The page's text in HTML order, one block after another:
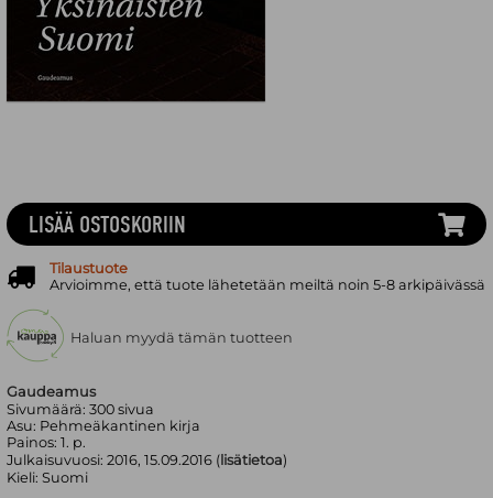
Gaudeamus
Sivumäärä:300 sivua
Asu: Pehmeäkantinen kirja
Painos:1. p.
Julkaisuvuosi:2016, 15.09.2016 (lisätietoa)
Kieli:Suomi
LISÄÄ OSTOSKORIIN
Tilaustuote
Arvioimme, että tuote lähetetään meiltä noin 5-8 arkipäivässä
Haluan myydä tämän tuotteen